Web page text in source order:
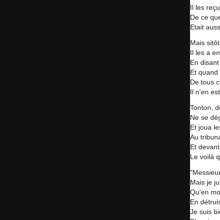
Il les
De ce
Etait
Mais
Il les a
En
Et
De tous
Il n'en
Tonton,
Ne se
Et joua
Au
Et
Le voilà
Mais je
Qu'en
En
Je suis